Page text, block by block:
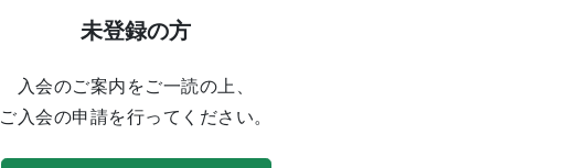
未登録の方
入会のご案内をご一読の上、
ご入会の申請を行ってください。